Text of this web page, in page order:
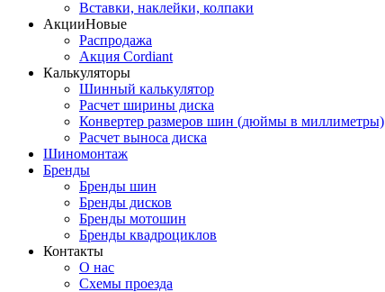
Вставки, наклейки, колпаки
АкцииНовые
Распродажа
Акция Cordiant
Калькуляторы
Шинный калькулятор
Расчет ширины диска
Конвертер размеров шин (дюймы в миллиметры)
Расчет выноса диска
Шиномонтаж
Бренды
Бренды шин
Бренды дисков
Бренды мотошин
Бренды квадроциклов
Контакты
О нас
Схемы проезда